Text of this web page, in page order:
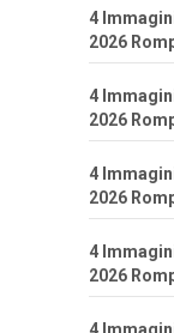
4
2026
4
2026
4
2026
4
2026